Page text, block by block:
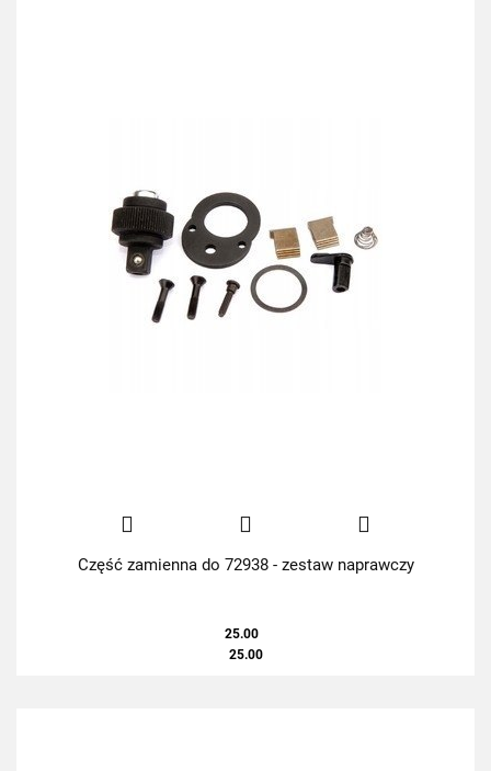
Część zamienna do 72938 - zestaw naprawczy
25.00
25.00